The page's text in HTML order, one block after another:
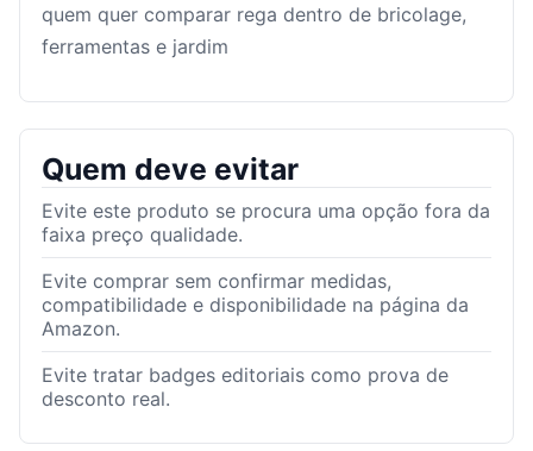
quem quer comparar rega dentro de bricolage,
ferramentas e jardim
Quem deve evitar
Evite este produto se procura uma opção fora da
faixa preço qualidade.
Evite comprar sem confirmar medidas,
compatibilidade e disponibilidade na página da
Amazon.
Evite tratar badges editoriais como prova de
desconto real.